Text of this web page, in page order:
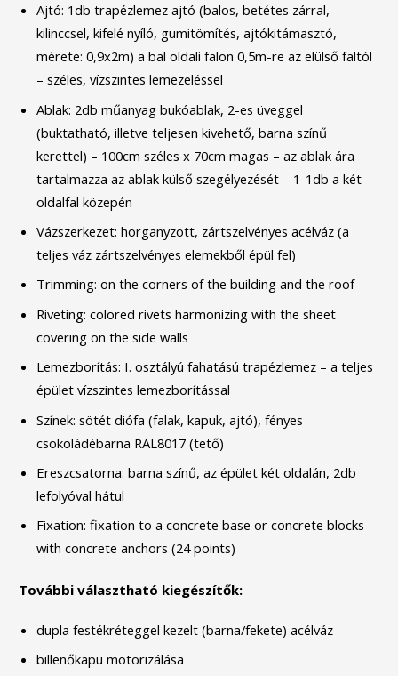
Ajtó: 1db trapézlemez ajtó (balos, betétes zárral,
kilinccsel, kifelé nyíló, gumitömítés, ajtókitámasztó,
mérete: 0,9x2m) a bal oldali falon 0,5m-re az elülső faltól
– széles, vízszintes lemezeléssel
Ablak: 2db műanyag bukóablak, 2-es üveggel
(buktatható, illetve teljesen kivehető, barna színű
kerettel) – 100cm széles x 70cm magas – az ablak ára
tartalmazza az ablak külső szegélyezését – 1-1db a két
oldalfal közepén
Vázszerkezet: horganyzott, zártszelvényes acélváz (a
teljes váz zártszelvényes elemekből épül fel)
Trimming: on the corners of the building and the roof
Riveting: colored rivets harmonizing with the sheet
covering on the side walls
Lemezborítás: I. osztályú fahatású trapézlemez – a teljes
épület vízszintes lemezborítással
Színek: sötét diófa (falak, kapuk, ajtó), fényes
csokoládébarna RAL8017 (tető)
Ereszcsatorna: barna színű, az épület két oldalán, 2db
lefolyóval hátul
Fixation: fixation to a concrete base or concrete blocks
with concrete anchors (24 points)
További választható kiegészítők:
dupla festékréteggel kezelt (barna/fekete) acélváz
billenőkapu motorizálása